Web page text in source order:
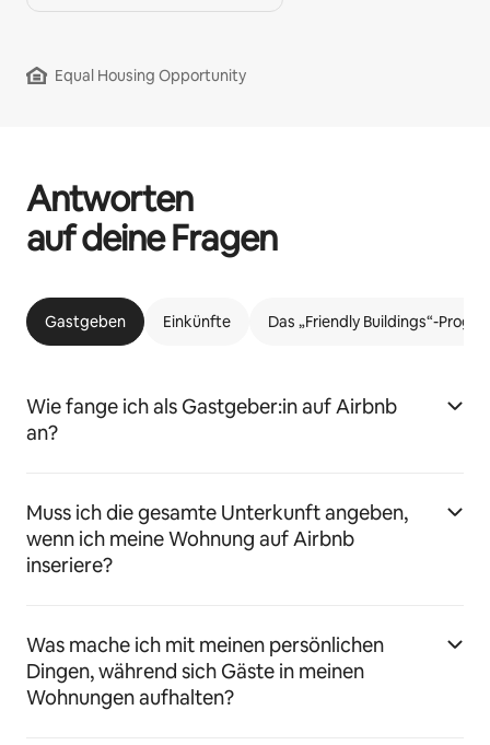
Equal Housing Opportunity
Antworten
auf deine Fragen
Gastgeben Einkünfte Das „Friendly Buildings“-
Wie fange ich als Gastgeber:in auf Airbnb
an?
Muss ich die gesamte Unterkunft angeben,
wenn ich meine Wohnung auf Airbnb
inseriere?
Was mache ich mit meinen persönlichen
Dingen, während sich Gäste in meinen
Wohnungen aufhalten?